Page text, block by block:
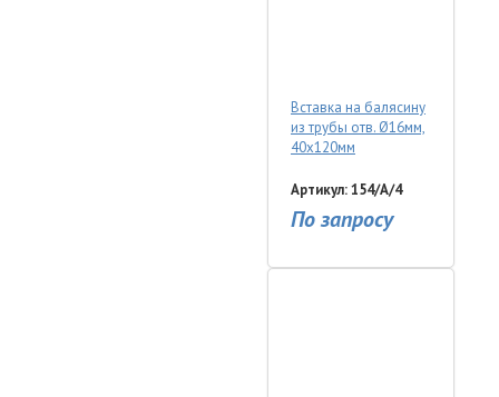
Вставка на балясину
из трубы отв. Ø16мм,
40х120мм
Артикул: 154/A/4
По запросу